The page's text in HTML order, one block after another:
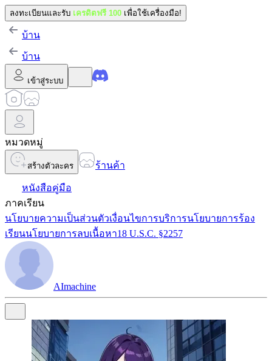
ลงทะเบียนและรับ เครดิตฟรี 100 เพื่อใช้เครื่องมือ!
บ้าน
บ้าน
เข้าสู่ระบบ
หมวดหมู่
สร้างตัวละคร ร้านค้า
หนังสือคู่มือ
ภาคเรียน
นโยบายความเป็นส่วนตัวเงื่อนไขการบริการนโยบายการร้อง
เรียนนโยบายการลบเนื้อหา18 U.S.C. §2257
AImachine